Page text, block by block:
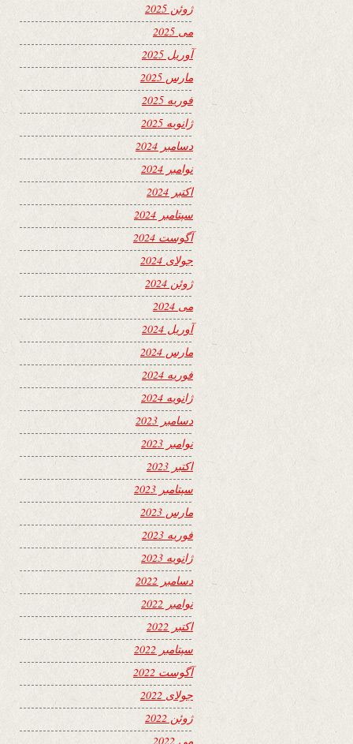
ژوئن 2025
می 2025
آوریل 2025
مارس 2025
فوریه 2025
ژانویه 2025
دسامبر 2024
نوامبر 2024
اکتبر 2024
سپتامبر 2024
آگوست 2024
جولای 2024
ژوئن 2024
می 2024
آوریل 2024
مارس 2024
فوریه 2024
ژانویه 2024
دسامبر 2023
نوامبر 2023
اکتبر 2023
سپتامبر 2023
مارس 2023
فوریه 2023
ژانویه 2023
دسامبر 2022
نوامبر 2022
اکتبر 2022
سپتامبر 2022
آگوست 2022
جولای 2022
ژوئن 2022
می 2022